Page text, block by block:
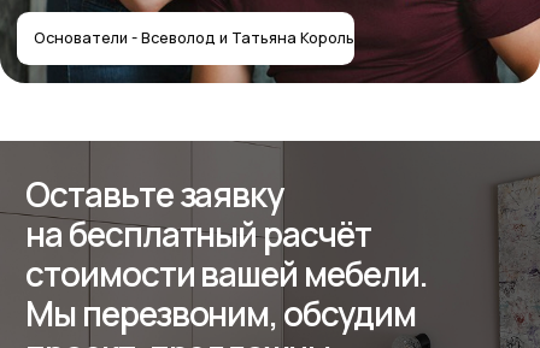
Отправляя форму, вы соглашаетесьс политикой
Получить расчёт стоимости
Собственное производство
мебели — работаем с 2012 года